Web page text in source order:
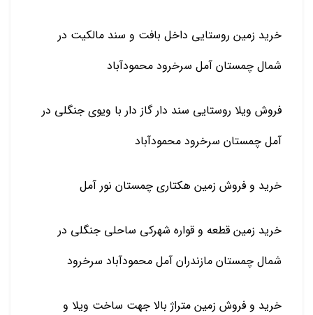
خرید زمین روستایی داخل بافت و سند مالکیت در
شمال چمستان آمل سرخرود محمودآباد
فروش ویلا روستایی سند دار گاز دار با ویوی جنگلی در
آمل چمستان سرخرود محمودآباد
خرید و فروش زمین هکتاری چمستان نور آمل
خرید زمین قطعه و قواره شهرکی ساحلی جنگلی در
شمال چمستان مازندران آمل محمودآباد سرخرود
خرید و فروش زمین متراژ بالا جهت ساخت ویلا و